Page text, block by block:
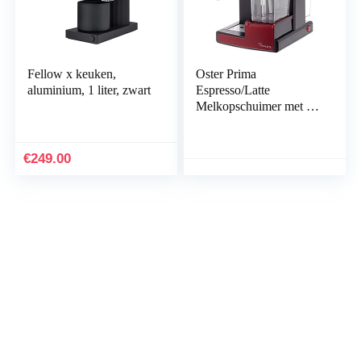
Fellow x keuken,
aluminium, 1 liter, zwart
€249.00
Oster Prima
Espresso/Latte
Melkopschuimer met 15